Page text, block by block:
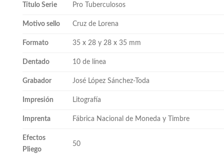
Título Serie Pro Tuberculosos
Motivo sello Cruz de Lorena
Formato 35 x 28 y 28 x 35 mm
Dentado 10 de línea
Grabador José López Sánchez-Toda
Impresión Litografía
Imprenta Fábrica Nacional de Moneda y Timbre
Efectos
Pliego
50